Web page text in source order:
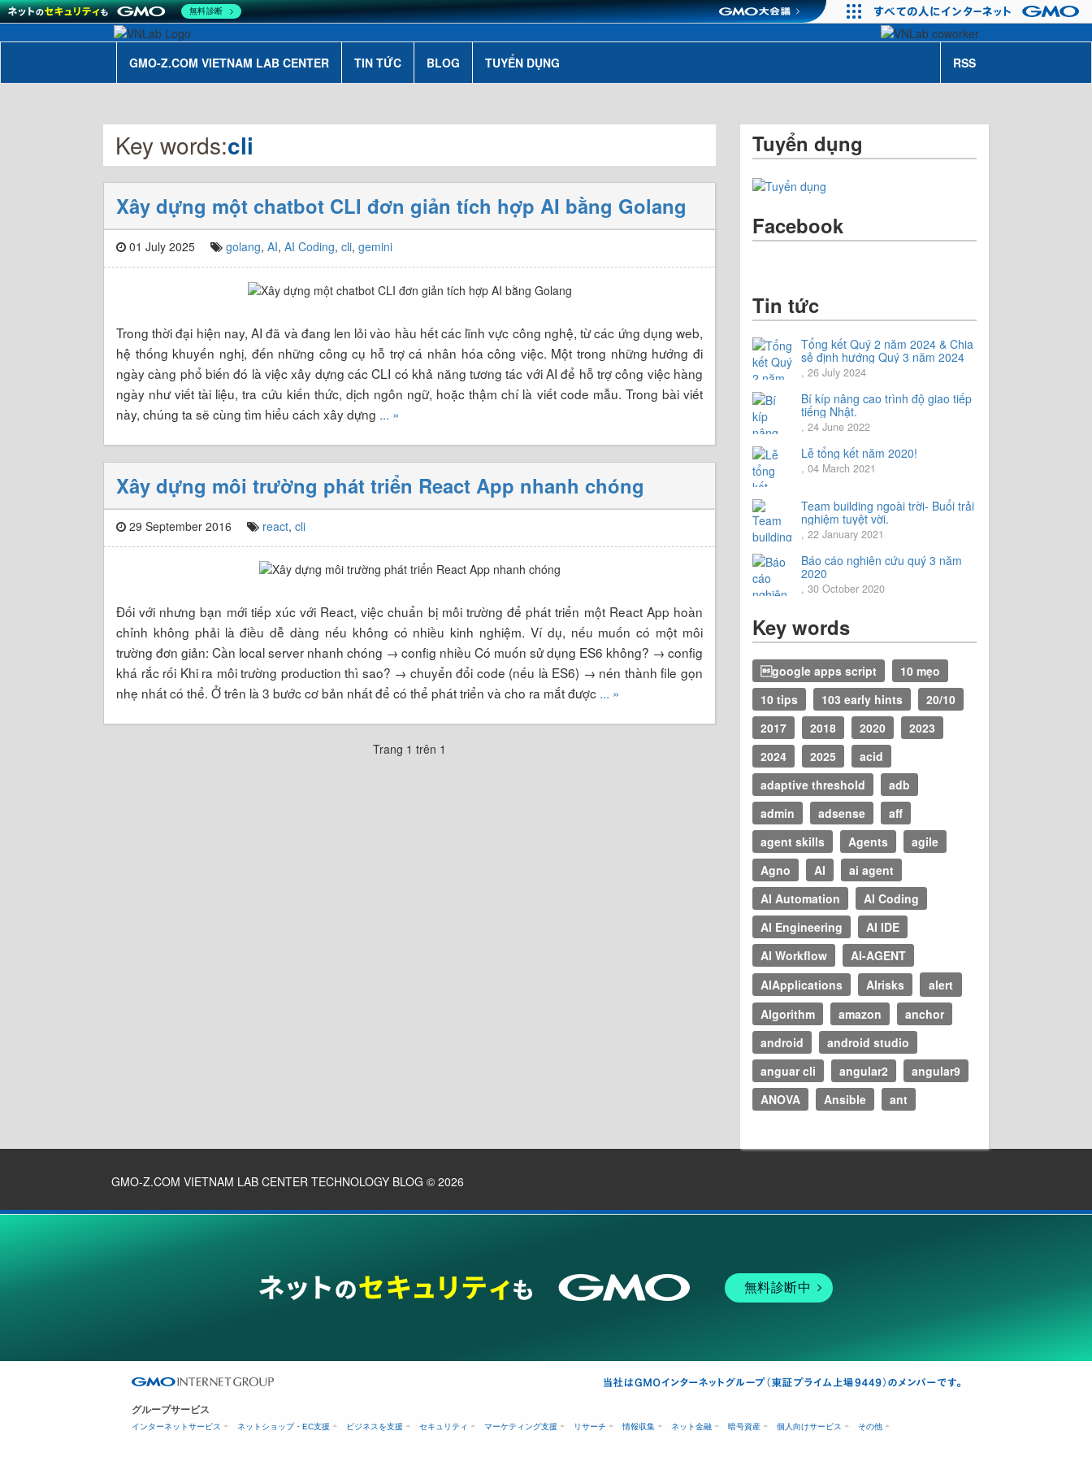
GMO-Z.COM VIETNAM LAB CENTER TIN TỨC BLOG TUYỂN DỤNG RSS
Key words:cli
Xây dựng một chatbot CLI đơn giản tích hợp AI bằng Golang
01 July 2025 golang, AI, AI Coding, cli, gemini
Trong thời đại hiện nay, AI đã và đang len lỏi vào hầu hết các lĩnh vực công nghệ, từ các ứng dụng web,
hệ thống khuyến nghị, đến những công cụ hỗ trợ cá nhân hóa công việc. Một trong những hướng đi
ngày càng phổ biến đó là việc xây dựng các CLI có khả năng tương tác với AI để hỗ trợ công việc hàng
ngày như viết tài liệu, tra cứu kiến thức, dịch ngôn ngữ, hoặc thậm chí là viết code mẫu. Trong bài viết
này, chúng ta sẽ cùng tìm hiểu cách xây dựng ... »
Xây dựng môi trường phát triển React App nhanh chóng
29 September 2016 react, cli
Đối với nhưng bạn mới tiếp xúc với React, việc chuẩn bị môi trường để phát triển một React App hoàn
chỉnh không phải là điều dễ dàng nếu không có nhiều kinh nghiệm. Ví dụ, nếu muốn có một môi
trường đơn giản: Cần local server nhanh chóng → config nhiều Có muốn sử dụng ES6 không? → config
khá rắc rối Khi ra môi trường production thì sao? → chuyển đổi code (nếu là ES6) → nén thành file gọn
nhẹ nhất có thể. Ở trên là 3 bước cơ bản nhất để có thể phát triển và cho ra mắt được ... »
Trang 1 trên 1
Tuyển dụng
Facebook
Tin tức
Tổng kết Quý 2 năm 2024 & Chia
sẻ định hướng Quý 3 năm 2024
, 26 July 2024
Bí kíp nâng cao trình độ giao tiếp
tiếng Nhật.
, 24 June 2022
Lễ tổng kết năm 2020!
, 04 March 2021
Team building ngoài trời- Buổi trải
nghiệm tuyệt vời.
, 22 January 2021
Báo cáo nghiên cứu quý 3 năm
2020
, 30 October 2020
Key words
google apps script
10 mẹo
10 tips
103 early hints
20/10
2017
2018 2020
2023
2024
2025
acid
adaptive threshold
adb
admin
adsense
aff
agent skills
Agents
agile
Agno
AI
ai agent
AI Automation
AI Coding
AI Engineering
AI IDE
AI Workflow
AI-AGENT
AIApplications
AIrisks
alert
Algorithm
amazon
anchor
android
android studio
anguar cli
angular2
angular9
ANOVA
Ansible ant
GMO-Z.COM VIETNAM LAB CENTER TECHNOLOGY BLOG © 2026
無料診断中
グループサービス
インターネットサービス ネットショップ・EC支援 ビジネスを支援 セキュリティ マーケティング支援 リサーチ 情報収集 ネット金融 暗号資産 個人向けサービス その他
無料診断